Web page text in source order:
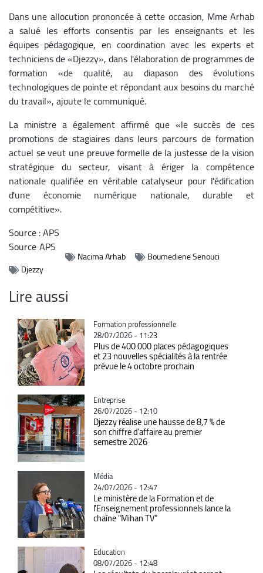
Dans une allocution prononcée à cette occasion, Mme Arhab
a salué les efforts consentis par les enseignants et les
équipes pédagogique, en coordination avec les experts et
techniciens de «Djezzy», dans l'élaboration de programmes de
formation «de qualité, au diapason des évolutions
technologiques de pointe et répondant aux besoins du marché
du travail», ajoute le communiqué.
La ministre a également affirmé que «le succès de ces
promotions de stagiaires dans leurs parcours de formation
actuel se veut une preuve formelle de la justesse de la vision
stratégique du secteur, visant à ériger la compétence
nationale qualifiée en véritable catalyseur pour l'édification
d'une économie numérique nationale, durable et
compétitive».
Source : APS
SourceAPS
Nacima Arhab
Boumediene Senouci
Djezzy
Lire aussi
Catégorie
Formation professionnelle
28/07/2026 - 11:23
Plus de 400 000 places pédagogiques
et 23 nouvelles spécialités à la rentrée
prévue le 4 octobre prochain
Catégorie
Entreprise
26/07/2026 - 12:10
Djezzy réalise une hausse de 8,7 % de
son chiffre d'affaire au premier
semestre 2026
Catégorie
Média
24/07/2026 - 12:47
Le ministère de la Formation et de
l'Enseignement professionnels lance la
chaîne "Mihan TV"
Catégorie
Education
08/07/2026 - 12:48